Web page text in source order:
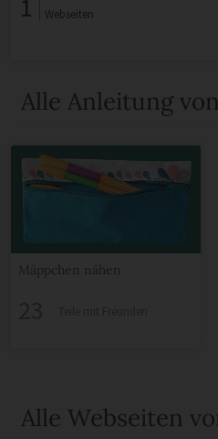
1 Webseiten
Alle Anleitung
Mäppchen nähen
Alle Webseiten